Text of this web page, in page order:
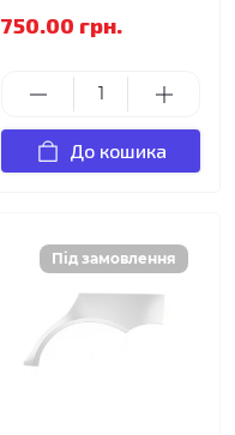
750.00 грн.
До кошика